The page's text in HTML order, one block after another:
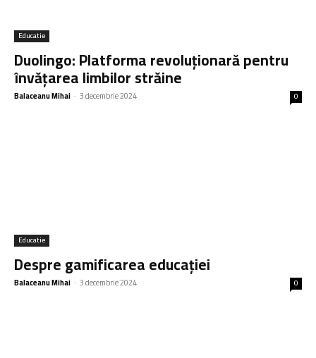
Educatie
Duolingo: Platforma revoluționară pentru
învățarea limbilor străine
Balaceanu Mihai - 3 decembrie 2024 0
Educatie
Despre gamificarea educației
Balaceanu Mihai - 3 decembrie 2024 0